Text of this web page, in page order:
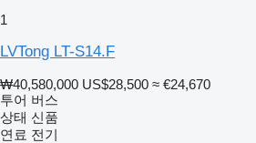
1
LVTong LT-S14.F
₩40,580,000 US$28,500 ≈ €24,670
투어 버스
상태 신품
연료 전기